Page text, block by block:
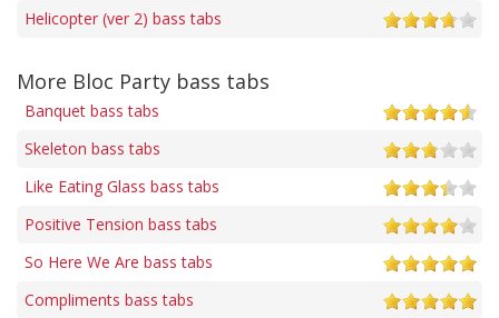
Helicopter (ver 2) bass tabs
More Bloc Party bass tabs
Banquet bass tabs
Skeleton bass tabs
Like Eating Glass bass tabs
Positive Tension bass tabs
So Here We Are bass tabs
Compliments bass tabs